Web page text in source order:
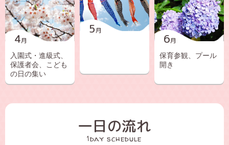
4
入園式・進級式、
保護者会、こども
の日の集い
5
6
保育参観、プール
開き
一日の流れ
1day schedule